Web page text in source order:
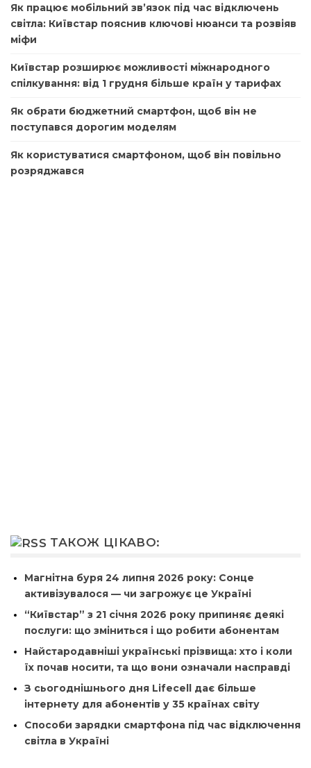
Як працює мобільний зв’язок під час відключень
світла: Київстар пояснив ключові нюанси та розвіяв
міфи
Київстар розширює можливості міжнародного
спілкування: від 1 грудня більше країн у тарифах
Як обрати бюджетний смартфон, щоб він не
поступався дорогим моделям
Як користуватися смартфоном, щоб він повільно
розряджався
ТАКОЖ ЦІКАВО:
Магнітна буря 24 липня 2026 року: Сонце
активізувалося — чи загрожує це Україні
“Київстар” з 21 січня 2026 року припиняє деякі
послуги: що зміниться і що робити абонентам
Найстародавніші українські прізвища: хто і коли
їх почав носити, та що вони означали насправді
З сьогоднішнього дня Lifecell дає більше
інтернету для абонентів у 35 країнах світу
Способи зарядки смартфона під час відключення
світла в Україні